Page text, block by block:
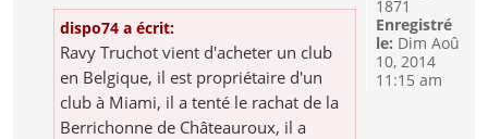
dispo74 a écrit:
Ravy Truchot vient d'acheter un club
en Belgique, il est propriétaire d'un
club à Miami, il a tenté le rachat de la
Berrichonne de Châteauroux, il a
1871
Enregistré
le: Dim Aoû
10, 2014
11:15 am